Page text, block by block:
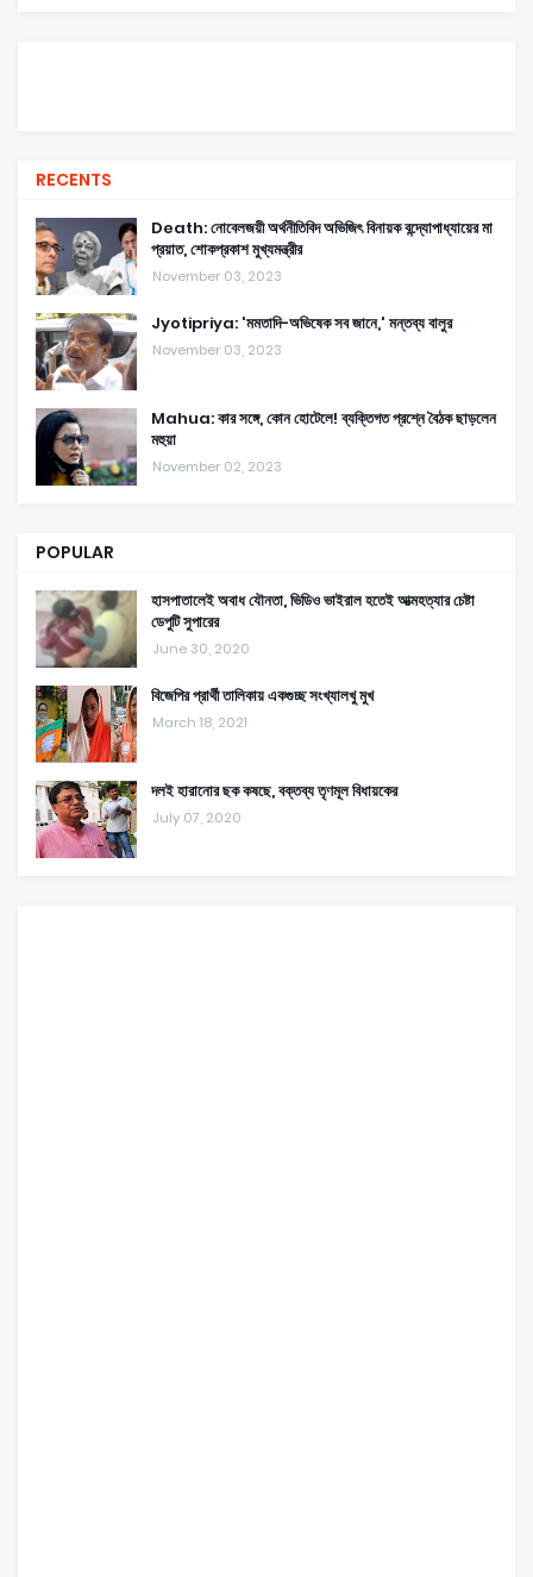
RECENTS
Death: নোবেলজয়ী অর্থনীতিবিদ অভিজিৎ বিনায়ক বন্দ্যোপাধ্যায়ের মা
প্রয়াত, শোকপ্রকাশ মুখ্যমন্ত্রীর
November 03, 2023
Jyotipriya: 'মমতাদি-অভিষেক সব জানে,' মন্তব্য বালুর
November 03, 2023
Mahua: কার সঙ্গে, কোন হোটেলে! ব্যক্তিগত প্রশ্নে বৈঠক ছাড়লেন
মহুয়া
November 02, 2023
POPULAR
হাসপাতালেই অবাধ যৌনতা, ভিডিও ভাইরাল হতেই আত্মহত্যার চেষ্টা
ডেপুটি সুপারের
June 30, 2020
বিজেপির প্রার্থী তালিকায় একগুচ্ছ সংখ্যালখু মুখ
March 18, 2021
দলই হারানোর ছক কষছে, বক্তব্য তৃণমূল বিধায়কের
July 07, 2020